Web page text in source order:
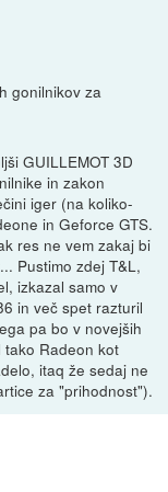
gonilnikov za
GUILLEMOT 3D
in zakon
iger (na koliko-
in Geforce GTS.
res ne vem zakaj bi
Pustimo zdej T&L,
izkazal samo v
in več spet razturil
pa bo v novejših
tako Radeon kot
itaq že sedaj ne
za "prihodnost").